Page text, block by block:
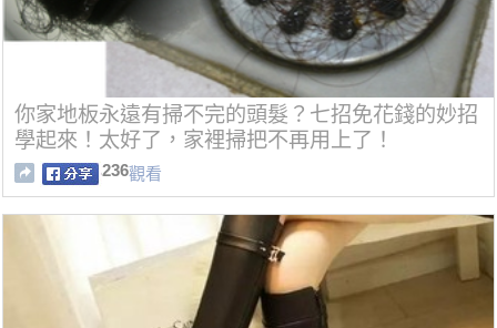
你家地板永遠有掃不完的頭髮？七招免花錢的妙招
學起來！太好了，家裡掃把不再用上了！
236觀看